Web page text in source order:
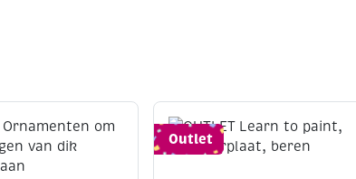
Outlet